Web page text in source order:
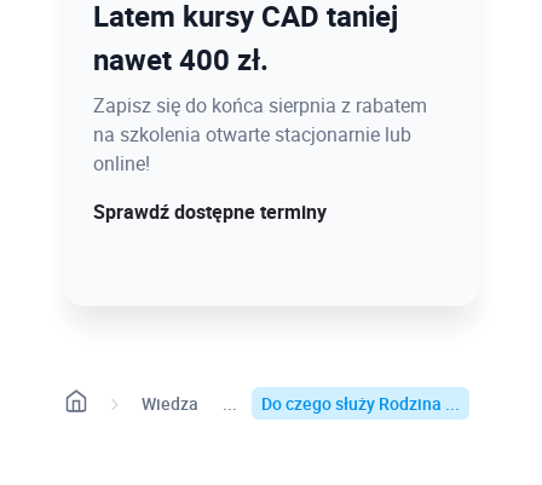
Ostatnie dni promocji Blind
Bird
12.08 o 12:08 zamykamy Blind Bird na
PROCAD EXPO 2026 - dołącz w
najlepszej cenie!
Sprawdź szczegóły!
Latem kursy CAD taniej
nawet 400 zł.
Zapisz się do końca sierpnia z rabatem
na szkolenia otwarte stacjonarnie lub
online!
Sprawdź dostępne terminy
Wiedza Do czego służy Rodzina ...
Urządzenia i serwis